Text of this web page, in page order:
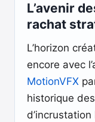
L’avenir
rachat
L’horizon
encore avec
MotionVFX
historique